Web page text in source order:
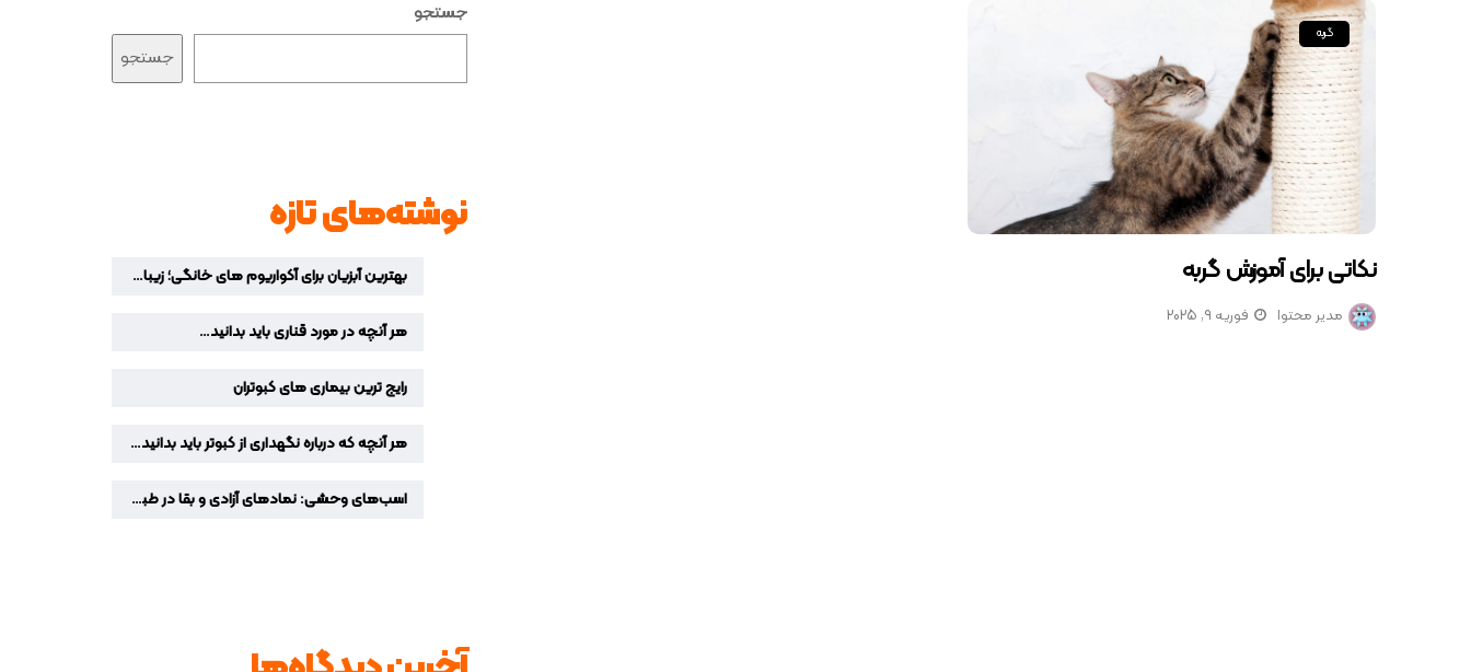
گربه
نکاتی برای آموزش گربه
مدیر محتوا فوریه 9, 2025
جستجو
جستجو
نوشته‌های تازه
بهترین آبزیان برای آکواریوم‌ های خانگی؛ زیباترین ماهیان زینتی برای دکوراسیون منزل
هر آنچه در مورد قناری باید بدانید…
رایج ترین بیماری های کبوتران
هر آنچه که درباره نگهداری از کبوتر باید بدانید…
اسب‌های وحشی: نمادهای آزادی و بقا در طبیعت